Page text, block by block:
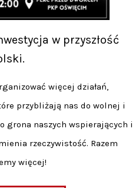
w przyszłość
więcej działań,
przybliżają nas do wolnej i
grona naszych wspierających i
rzeczywistość. Razem
więcej!